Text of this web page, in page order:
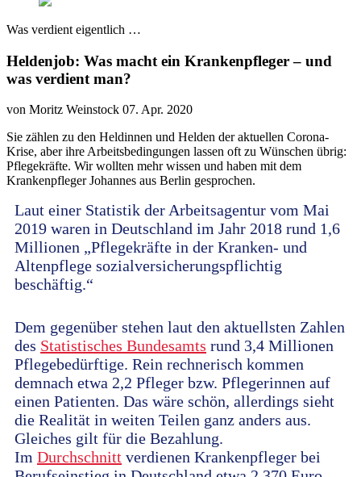
Was verdient eigentlich …
Heldenjob: Was macht ein Krankenpfleger – und
was verdient man?
von Moritz Weinstock 07. Apr. 2020
Sie zählen zu den Heldinnen und Helden der aktuellen Corona-
Krise, aber ihre Arbeitsbedingungen lassen oft zu Wünschen übrig:
Pflegekräfte. Wir wollten mehr wissen und haben mit dem
Krankenpfleger Johannes aus Berlin gesprochen.
Laut einer Statistik der Arbeitsagentur vom Mai
2019 waren in Deutschland im Jahr 2018 rund 1,6
Millionen „Pflegekräfte in der Kranken- und
Altenpflege sozialversicherungspflichtig
beschäftig.“
Dem gegenüber stehen laut den aktuellsten Zahlen
des Statistisches Bundesamts rund 3,4 Millionen
Pflegebedürftige. Rein rechnerisch kommen
demnach etwa 2,2 Pfleger bzw. Pflegerinnen auf
einen Patienten. Das wäre schön, allerdings sieht
die Realität in weiten Teilen ganz anders aus.
Gleiches gilt für die Bezahlung.
Im Durchschnitt verdienen Krankenpfleger bei